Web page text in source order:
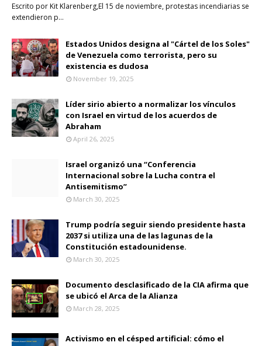
Escrito por Kit Klarenberg,El 15 de noviembre, protestas incendiarias se
extendieron p…
Estados Unidos designa al "Cártel de los Soles"
de Venezuela como terrorista, pero su
existencia es dudosa
November 19, 2025
Líder sirio abierto a normalizar los vínculos
con Israel en virtud de los acuerdos de
Abraham
April 26, 2025
Israel organizó una “Conferencia
Internacional sobre la Lucha contra el
Antisemitismo”
March 30, 2025
Trump podría seguir siendo presidente hasta
2037 si utiliza una de las lagunas de la
Constitución estadounidense.
March 30, 2025
Documento desclasificado de la CIA afirma que
se ubicó el Arca de la Alianza
March 28, 2025
Activismo en el césped artificial: cómo el